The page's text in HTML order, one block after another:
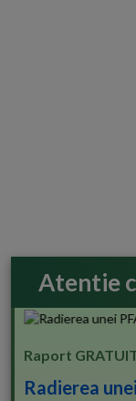
Atentie
Raport
Radierea